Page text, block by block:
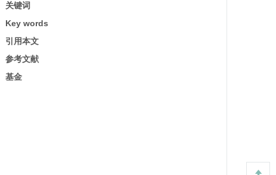
关键词
Key words
引用本文
参考文献
基金